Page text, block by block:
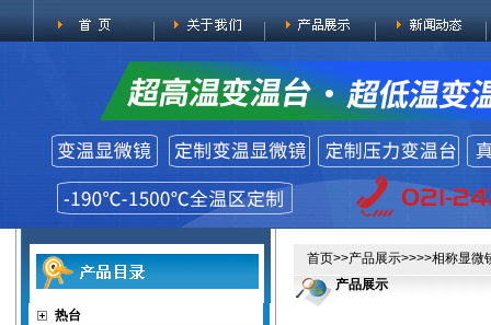
热台
首页>>产品展示>>>>相称显微
产品展示